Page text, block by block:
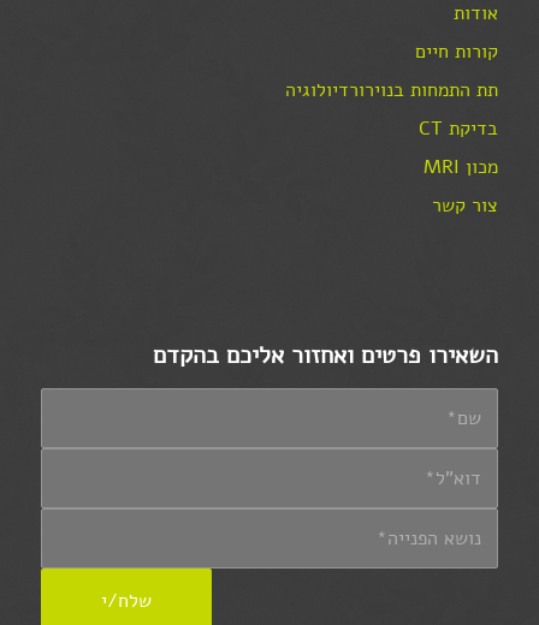
השאירו פרטים ואחזור אליכם בהקדם
אודות
קורות חיים
תת התמחות בנוירורדיולוגיה
בדיקת CT
מכון MRI
צור קשר